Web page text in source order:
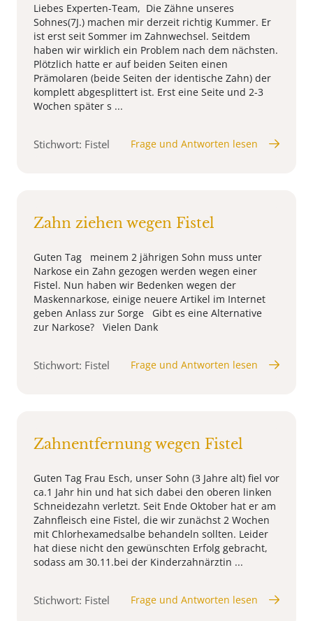
Liebes Experten-Team, Die Zähne unseres
Sohnes(7J.) machen mir derzeit richtig Kummer. Er
ist erst seit Sommer im Zahnwechsel. Seitdem
haben wir wirklich ein Problem nach dem nächsten.
Plötzlich hatte er auf beiden Seiten einen
Prämolaren (beide Seiten der identische Zahn) der
komplett abgesplittert ist. Erst eine Seite und 2-3
Wochen später s ...
Stichwort: Fistel Frage und Antworten lesen
Zahn ziehen wegen Fistel
Guten Tag meinem 2 jährigen Sohn muss unter
Narkose ein Zahn gezogen werden wegen einer
Fistel. Nun haben wir Bedenken wegen der
Maskennarkose, einige neuere Artikel im Internet
geben Anlass zur Sorge Gibt es eine Alternative
zur Narkose? Vielen Dank
Stichwort: Fistel Frage und Antworten lesen
Zahnentfernung wegen Fistel
Guten Tag Frau Esch, unser Sohn (3 Jahre alt) fiel vor
ca.1 Jahr hin und hat sich dabei den oberen linken
Schneidezahn verletzt. Seit Ende Oktober hat er am
Zahnfleisch eine Fistel, die wir zunächst 2 Wochen
mit Chlorhexamedsalbe behandeln sollten. Leider
hat diese nicht den gewünschten Erfolg gebracht,
sodass am 30.11.bei der Kinderzahnärztin ...
Stichwort: Fistel Frage und Antworten lesen